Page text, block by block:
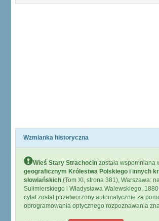
Wzmianka historyczna
Wieś Stary Strachocin została wspomniana
geograficznym Królestwa Polskiego i innych
słowiańskich (Tom XI, strona 381), Warszawa:
Sulimierskiego i Władysława Walewskiego,
cytat został ptrzetworzony automatycznie za
oprogramowania optycznego rozpoznawania